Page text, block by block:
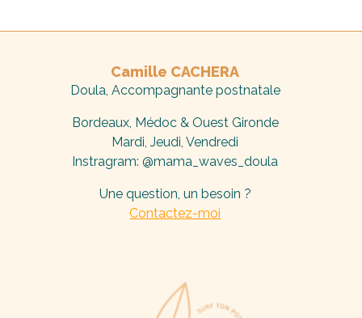
Camille CACHERA
Doula, Accompagnantepostnatale
Bordeaux, Médoc & Ouest Gironde
Mardi, Jeudi, Vendredi
Instragram: @mama_waves_doula
Une question, un besoin ?
Contactez-moi